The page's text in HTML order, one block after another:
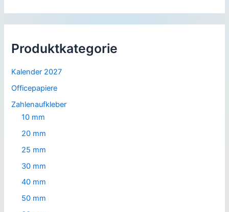
Produktkategorie
Kalender 2027
Officepapiere
Zahlenaufkleber
10 mm
20 mm
25 mm
30 mm
40 mm
50 mm